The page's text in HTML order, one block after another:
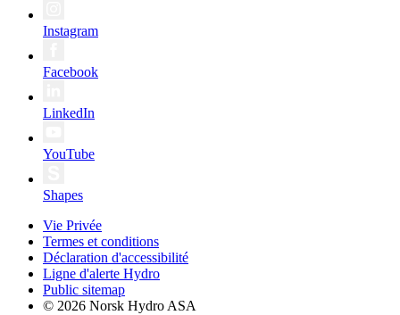
Instagram
Facebook
LinkedIn
YouTube
Shapes
Vie Privée
Termes et conditions
Déclaration d'accessibilité
Ligne d'alerte Hydro
Public sitemap
© 2026 Norsk Hydro ASA